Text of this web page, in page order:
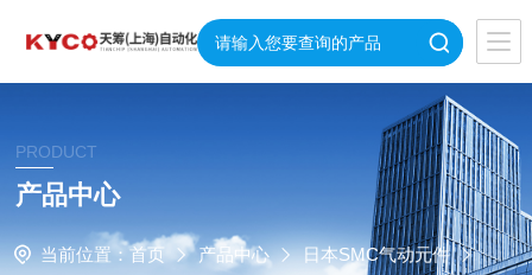
PRODUCT
产品中心
当前位置： 首页 产品中心
日本SMC气动元件